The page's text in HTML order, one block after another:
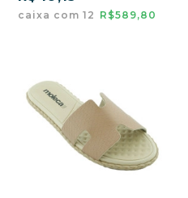
caixa com 12 R$589,80